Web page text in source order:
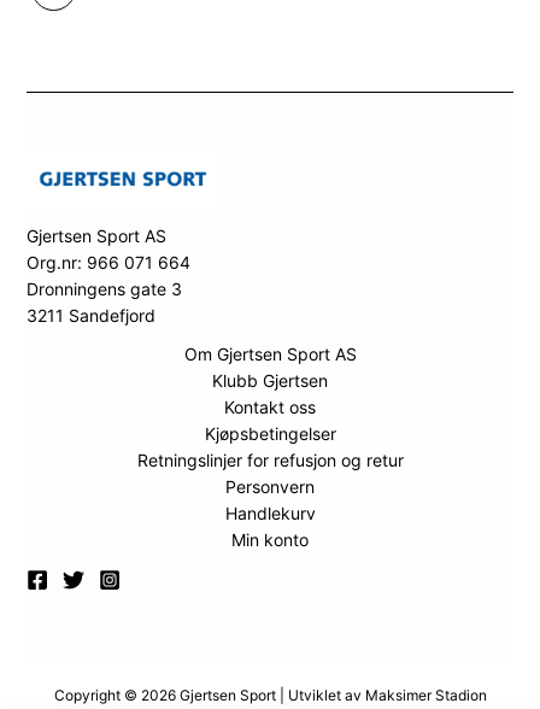
Gjertsen Sport AS
Org.nr: 966 071 664
Dronningens gate 3
3211 Sandefjord
Om Gjertsen Sport AS
Klubb Gjertsen
Kontakt oss
Kjøpsbetingelser
Retningslinjer for refusjon og retur
Personvern
Handlekurv
Min konto
Copyright © 2026 Gjertsen Sport | Utviklet av Maksimer Stadion